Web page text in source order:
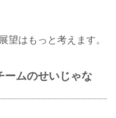
はもっと考えます。
ームのせいじゃな